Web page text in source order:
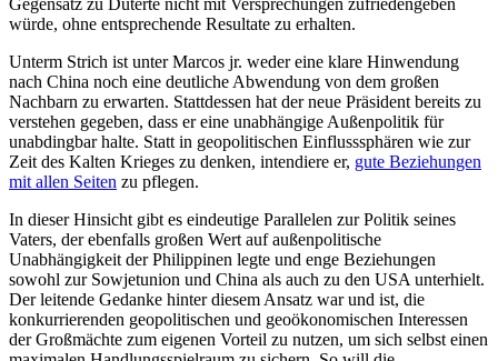
würde, ohne entsprechende Resultate zu erhalten.
Unterm Strich ist unter Marcos jr. weder eine klare Hinwendung
nach China noch eine deut­liche Abwendung von dem großen
Nachbarn zu erwarten. Stattdessen hat der neue Präsident bereits zu
verstehen gegeben, dass er eine unabhängige Außenpolitik für
unabdingbar halte. Statt in geopolitischen Einflusssphären wie zur
Zeit des Kalten Krieges zu denken, intendiere er, gute Be­ziehungen
mit allen Seiten zu pflegen.
In dieser Hinsicht gibt es eindeutige Parallelen zur Politik seines
Vaters, der ebenfalls großen Wert auf außen­politische
Unabhängigkeit der Philippinen legte und enge Beziehungen
sowohl zur Sowjetunion und China als auch zu den USA unterhielt.
Der leitende Gedanke hinter diesem Ansatz war und ist, die
konkurrierenden geopolitischen und geoökonomischen Interessen
der Großmächte zum eigenen Vorteil zu nut­zen, um sich selbst einen